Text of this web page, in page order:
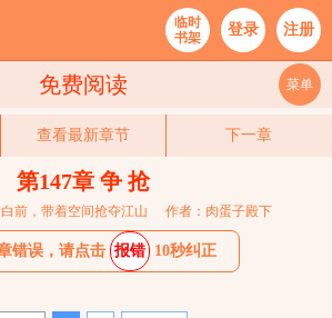
临时
书架
登录 注册
免费阅读 菜单
查看最新章节 下一章
第147章 争 抢
前，带着空间抢夺江山 作者：肉蛋子殿下
错误，请点击 报错 10秒纠正